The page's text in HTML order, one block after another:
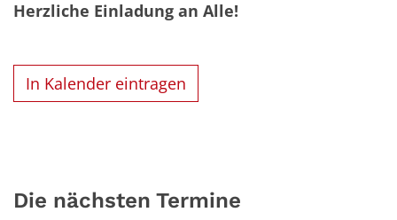
Herzliche Einladung an Alle!
In Kalender eintragen
Die nächsten Termine